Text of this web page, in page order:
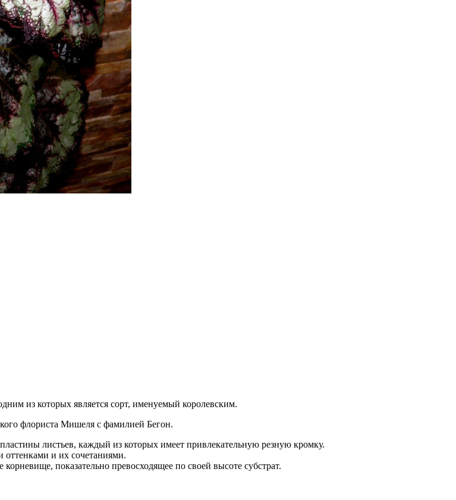
из которых является сорт, именуемый королевским.
флориста Мишеля с фамилией Бегон.
листьев, каждый из которых имеет привлекательную резную кромку.
и их сочетаниями.
показательно превосходящее по своей высоте субстрат.